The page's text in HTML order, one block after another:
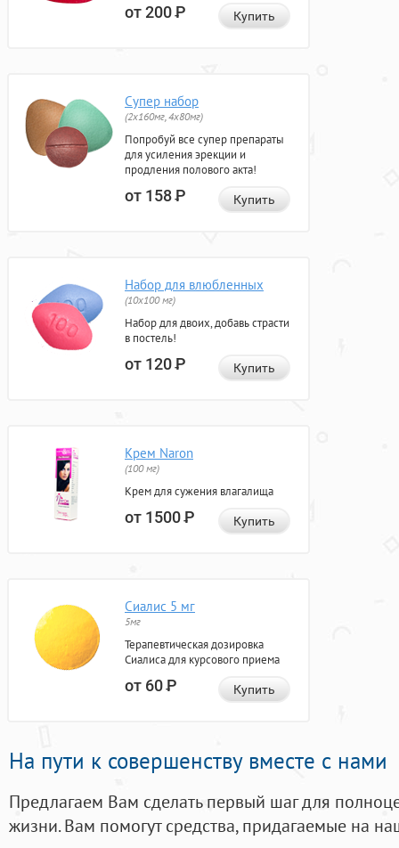
от 200Р Купить
Супер набор
(2х160мг, 4х80мг)
Попробуй все супер препараты
для усиления эрекции и
продления полового акта!
от 158Р Купить
Набор для влюбленных
(10х100 мг)
Набор для двоих, добавь страсти
в постель!
от 120Р Купить
Крем Naron
(100 мг)
Крем для сужения влагалища
от 1500Р Купить
Сиалис 5 мг
5мг
Терапевтическая дозировка
Сиалиса для курсового приема
от 60Р Купить
На пути к совершенству вместе с нами
Предлагаем Вам сделать первый шаг для
жизни. Вам помогут средства, придагаемые на